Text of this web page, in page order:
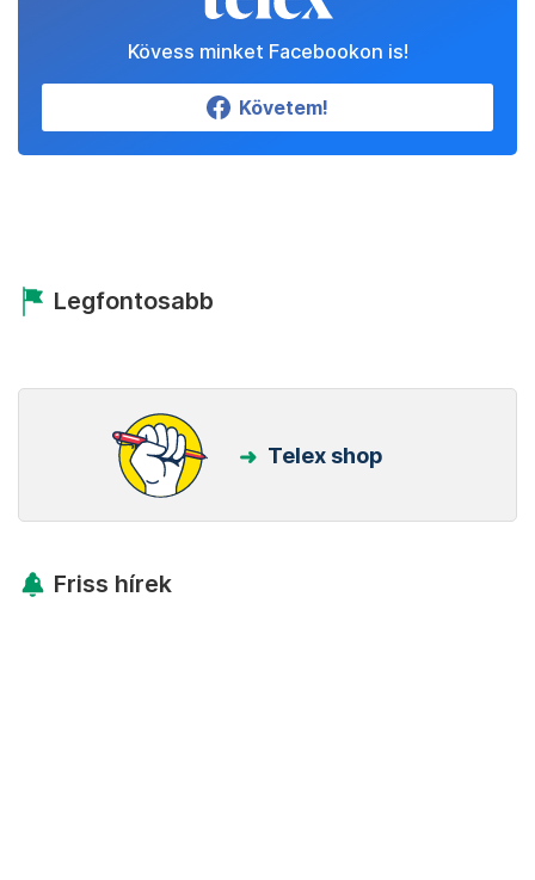
Kövess minket Facebookon is!
Követem!
Legfontosabb
Telex shop
Friss hírek